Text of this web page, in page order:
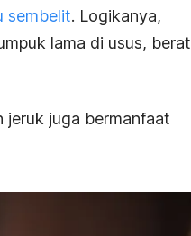
sembelit. Logikanya,
lama di usus, berat
jeruk juga bermanfaat